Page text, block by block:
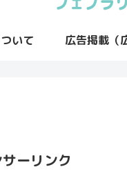
いて 広告掲載（
ーリンク